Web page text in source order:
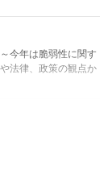
今年は脆弱性に関す
法律、政策の観点か